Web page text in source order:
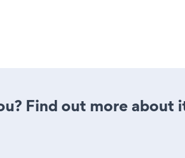
Find out more about